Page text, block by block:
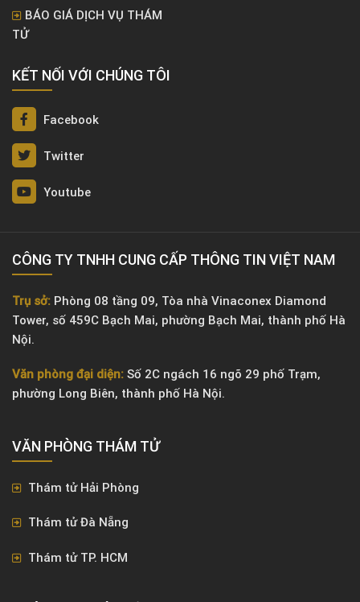
BÁO GIÁ DỊCH VỤ THÁM
TỬ
KẾT NỐI VỚI CHÚNG TÔI
Facebook
Twitter
Youtube
CÔNG TY TNHH CUNG CẤP THÔNG TIN VIỆT NAM
Trụ sở: Phòng 08 tầng 09, Tòa nhà Vinaconex Diamond
Tower, số 459C Bạch Mai, phường Bạch Mai, thành phố Hà
Nội.
Văn phòng đại diện: Số 2C ngách 16 ngõ 29 phố Trạm,
phường Long Biên, thành phố Hà Nội.
VĂN PHÒNG ​THÁM TỬ
Thám tử Hải Phòng
Thám tử Đà Nẵng
Thám tử TP. HCM